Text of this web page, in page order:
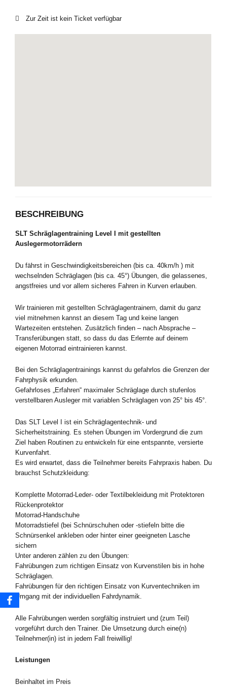
Zur Zeit ist kein Ticket verfügbar
BESCHREIBUNG
SLT Schräglagentraining Level I mit gestellten
Auslegermotorrädern
Du fährst in Geschwindigkeitsbereichen (bis ca. 40km/h ) mit
wechselnden Schräglagen (bis ca. 45°) Übungen, die gelassenes,
angstfreies und vor allem sicheres Fahren in Kurven erlauben.
Wir trainieren mit gestellten Schräglagentrainern, damit du ganz
viel mitnehmen kannst an diesem Tag und keine langen
Wartezeiten entstehen. Zusätzlich finden – nach Absprache –
Transferübungen statt, so dass du das Erlernte auf deinem
eigenen Motorrad eintrainieren kannst.
Bei den Schräglagentrainings kannst du gefahrlos die Grenzen der
Fahrphysik erkunden.
Gefahrloses „Erfahren“ maximaler Schräglage durch stufenlos
verstellbaren Ausleger mit variablen Schräglagen von 25° bis 45°.
Das SLT Level I ist ein Schräglagentechnik- und
Sicherheitstraining. Es stehen Übungen im Vordergrund die zum
Ziel haben Routinen zu entwickeln für eine entspannte, versierte
Kurvenfahrt.
Es wird erwartet, dass die Teilnehmer bereits Fahrpraxis haben. Du
brauchst Schutzkleidung:
Komplette Motorrad-Leder- oder Textilbekleidung mit Protektoren
Rückenprotektor
Motorrad-Handschuhe
Motorradstiefel (bei Schnürschuhen oder -stiefeln bitte die
Schnürsenkel ankleben oder hinter einer geeigneten Lasche
sichern
Unter anderen zählen zu den Übungen:
Fahrübungen zum richtigen Einsatz von Kurvenstilen bis in hohe
Schräglagen.
Fahrübungen für den richtigen Einsatz von Kurventechniken im
Umgang mit der individuellen Fahrdynamik.
Alle Fahrübungen werden sorgfältig instruiert und (zum Teil)
vorgeführt durch den Trainer. Die Umsetzung durch eine(n)
Teilnehmer(in) ist in jedem Fall freiwillig!
Leistungen
Beinhaltet im Preis